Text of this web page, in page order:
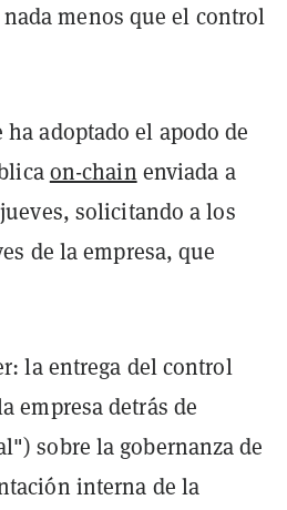
menos que el control
adoptado el apodo de
on-chain enviada a
solicitando a los
de la empresa, que
la entrega del control
empresa detrás de
sobre la gobernanza de
interna de la